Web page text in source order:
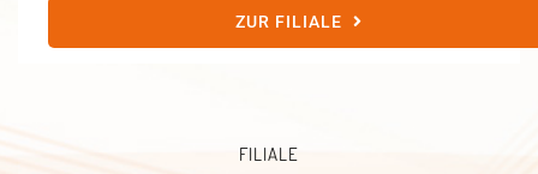
ZUR FILIALE
FILIALE